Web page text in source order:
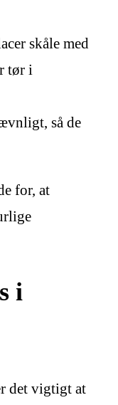
skåle med
tør i
så de
for, at
i
det vigtigt at